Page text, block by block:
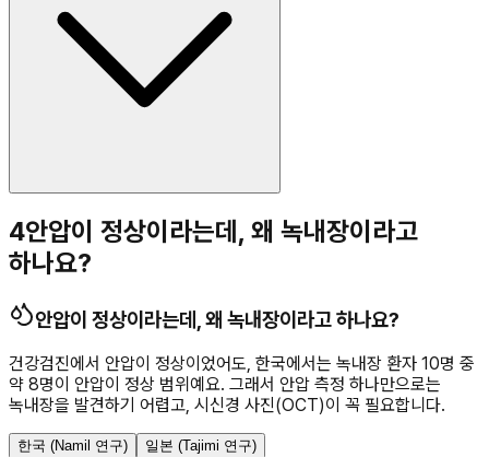
4안압이 정상이라는데, 왜 녹내장이라고
하나요?
안압이 정상이라는데, 왜 녹내장이라고 하나요?
건강검진에서 안압이 정상이었어도, 한국에서는 녹내장 환자 10명 중
약 8명이 안압이 정상 범위예요. 그래서 안압 측정 하나만으로는
녹내장을 발견하기 어렵고, 시신경 사진(OCT)이 꼭 필요합니다.
한국 (Namil 연구) 일본 (Tajimi 연구)